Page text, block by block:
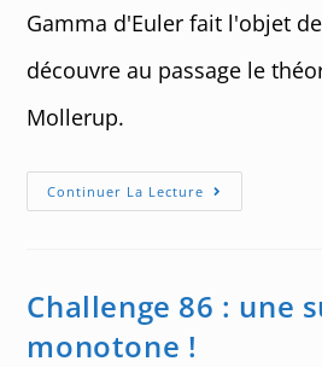
Gamma d'Euler fait l'objet
découvre au passage le
Mollerup.
Continuer La Lecture Bêta
Et
Challenge 86 : une
monotone !